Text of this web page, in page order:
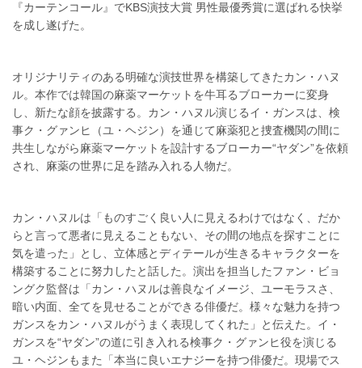
『カーテンコール』でKBS演技大賞 男性最優秀賞に選ばれる快挙
を成し遂げた。
オリジナリティのある明確な演技世界を構築してきたカン・ハヌ
ル。本作では韓国の麻薬マーケットを牛耳るブローカーに変身
し、新たな顔を披露する。カン・ハヌル演じるイ・ガンスは、検
事ク・グァンヒ（ユ・ヘジン）を通じて麻薬犯と捜査機関の間に
共生しながら麻薬マーケットを設計するブローカー“ヤダン”を依頼
され、麻薬の世界に足を踏み入れる人物だ。
カン・ハヌルは「ものすごく良い人に見えるわけではなく、だか
らと言って悪者に見えることもない、その間の地点を探すことに
気を遣った」とし、立体感とディテールが生きるキャラクターを
構築することに努力したと話した。演出を担当したファン・ビョ
ングク監督は「カン・ハヌルは善良なイメージ、ユーモラスさ、
暗い内面、全てを見せることができる俳優だ。様々な魅力を持つ
ガンスをカン・ハヌルがうまく表現してくれた」と伝えた。イ・
ガンスを“ヤダン”の道に引き入れる検事ク・グァンヒ役を演じる
ユ・ヘジンもまた「本当に良いエナジーを持つ俳優だ。現場でス